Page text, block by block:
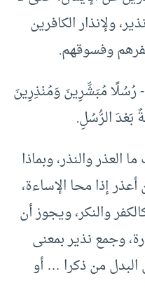
ولإنذار الكافرين
وفسوقهم.
رُسُلًا مُبَشِّرِينَ وَمُنْذِرِينَ
بَعْدَ الرُّسُلِ.
والنذر، وبماذا
إذا محا الإساءة،
والنكر، ويجوز أن
وجمع نذير بمعنى
البدل من ذكرا … أو